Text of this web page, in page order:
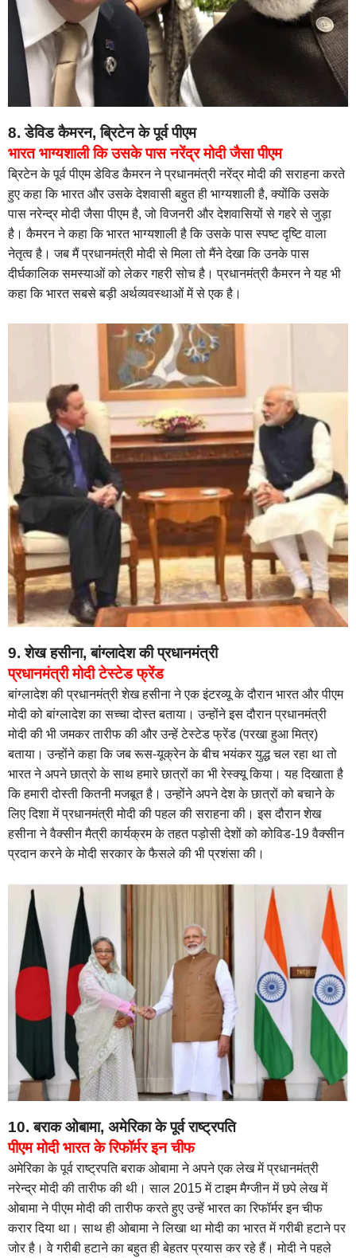
8. डेविड कैमरन, ब्रिटेन के पूर्व पीएम
भारत भाग्यशाली कि उसके पास नरेंद्र मोदी जैसा पीएम
ब्रिटेन के पूर्व पीएम डेविड कैमरन ने प्रधानमंत्री नरेंद्र मोदी की सराहना करते
हुए कहा कि भारत और उसके देशवासी बहुत ही भाग्यशाली है, क्योंकि उसके
पास नरेन्द्र मोदी जैसा पीएम है, जो विजनरी और देशवासियों से गहरे से जुड़ा
है। कैमरन ने कहा कि भारत भाग्यशाली है कि उसके पास स्पष्ट दृष्टि वाला
नेतृत्व है। जब मैं प्रधानमंत्री मोदी से मिला तो मैंने देखा कि उनके पास
दीर्घकालिक समस्याओं को लेकर गहरी सोच है। प्रधानमंत्री कैमरन ने यह भी
कहा कि भारत सबसे बड़ी अर्थव्यवस्थाओं में से एक है।
9. शेख हसीना, बांग्लादेश की प्रधानमंत्री
प्रधानमंत्री मोदी टेस्टेड फ्रेंड
बांग्लादेश की प्रधानमंत्री शेख हसीना ने एक इंटरव्यू के दौरान भारत और पीएम
मोदी को बांग्लादेश का सच्चा दोस्त बताया। उन्होंने इस दौरान प्रधानमंत्री
मोदी की भी जमकर तारीफ की और उन्हें टेस्टेड फ्रेंड (परखा हुआ मित्र)
बताया। उन्होंने कहा कि जब रूस-यूक्रेन के बीच भयंकर युद्ध चल रहा था तो
भारत ने अपने छात्रो के साथ हमारे छात्रों का भी रेस्क्यू किया। यह दिखाता है
कि हमारी दोस्ती कितनी मजबूत है। उन्होंने अपने देश के छात्रों को बचाने के
लिए दिशा में प्रधानमंत्री मोदी की पहल की सराहना की। इस दौरान शेख
हसीना ने वैक्सीन मैत्री कार्यक्रम के तहत पड़ोसी देशों को कोविड-19 वैक्सीन
प्रदान करने के मोदी सरकार के फैसले की भी प्रशंसा की।
10. बराक ओबामा, अमेरिका के पूर्व राष्ट्रपति
पीएम मोदी भारत के रिफॉर्मर इन चीफ
अमेरिका के पूर्व राष्ट्रपति बराक ओबामा ने अपने एक लेख में प्रधानमंत्री
नरेन्द्र मोदी की तारीफ की थी। साल 2015 में टाइम मैग्जीन में छपे लेख में
ओबामा ने पीएम मोदी की तारीफ करते हुए उन्हें भारत का रिफॉर्मर इन चीफ
करार दिया था। साथ ही ओबामा ने लिखा था मोदी का भारत में गरीबी हटाने पर
जोर है। वे गरीबी हटाने का बहुत ही बेहतर प्रयास कर रहे हैं। मोदी ने पहले